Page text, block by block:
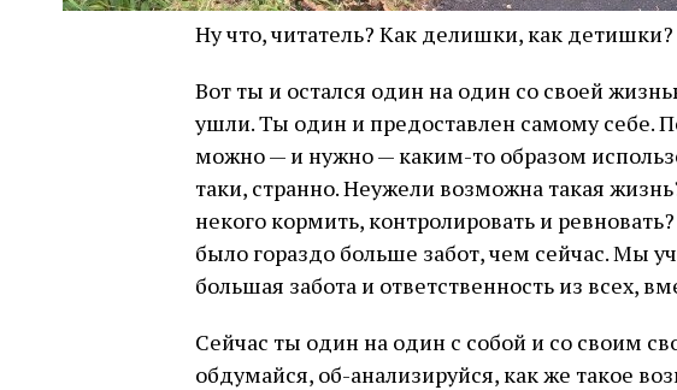
Ну что, читатель? Как делишки, как детишки?
Вот ты и остался один на один со своей
ушли. Ты один и предоставлен самому себе.
можно — и нужно — каким-то образом
таки, странно. Неужели возможна такая
некого кормить, контролировать и
было гораздо больше забот, чем сейчас. Мы
большая забота и ответственность из всех,
Сейчас ты один на один с собой и со своим
обдумайся, об-анализируйся, как же такое